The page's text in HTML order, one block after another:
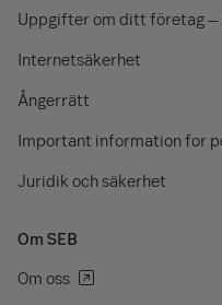
Uppgifter om ditt företag –
Internetsäkerhet
Ångerrätt
Important information for
Juridik och säkerhet
Om SEB
Om oss